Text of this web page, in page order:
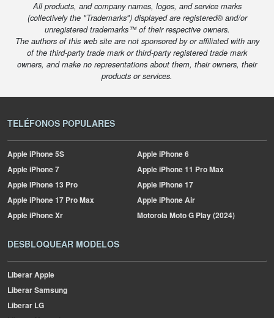
All products, and company names, logos, and service marks
(collectively the "Trademarks") displayed are registered® and/or
unregistered trademarks™ of their respective owners.
The authors of this web site are not sponsored by or affiliated with any
of the third-party trade mark or third-party registered trade mark
owners, and make no representations about them, their owners, their
products or services.
TELÉFONOS POPULARES
AppleiPhone 5S AppleiPhone 6
AppleiPhone 7 AppleiPhone 11 Pro Max
AppleiPhone 13 Pro AppleiPhone 17
AppleiPhone 17 Pro Max AppleiPhone Air
AppleiPhone Xr MotorolaMoto G Play (2024)
DESBLOQUEAR MODELOS
Liberar Apple
Liberar Samsung
Liberar LG